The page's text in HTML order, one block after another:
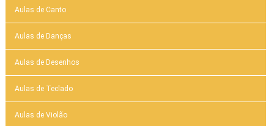
Aulas de Canto
Aulas de Danças
Aulas de Desenhos
Aulas de Teclado
Aulas de Violão